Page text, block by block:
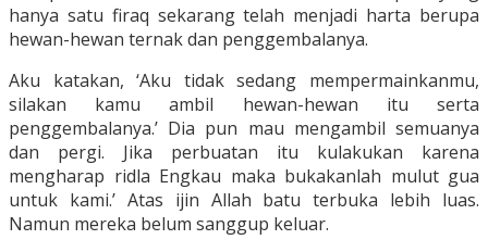
hanya satu firaq sekarang telah menjadi harta berupa
hewan-hewan ternak dan penggembalanya.
Aku katakan, ‘Aku tidak sedang mempermainkanmu,
silakan kamu ambil hewan-hewan itu serta
penggembalanya.’ Dia pun mau mengambil semuanya
dan pergi. Jika perbuatan itu kulakukan karena
mengharap ridla Engkau maka bukakanlah mulut gua
untuk kami.’ Atas ijin Allah batu terbuka lebih luas.
Namun mereka belum sanggup keluar.